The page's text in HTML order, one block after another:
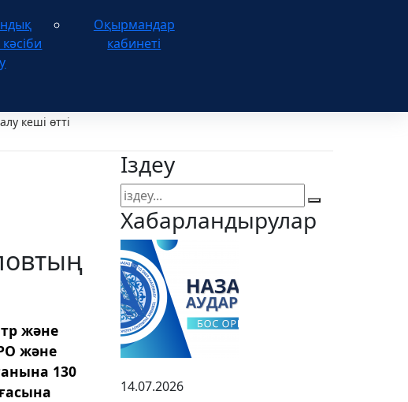
Оқырмандар
кабинеті
кеші өтті
және
және
130
Іздеу
Хабарландырулар
14.07.2026